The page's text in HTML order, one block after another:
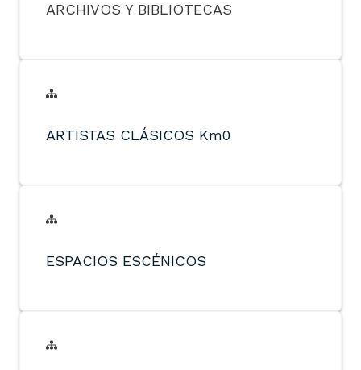
ARCHIVOS Y BIBLIOTECAS
ARTISTAS CLÁSICOS Km0
ESPACIOS ESCÉNICOS